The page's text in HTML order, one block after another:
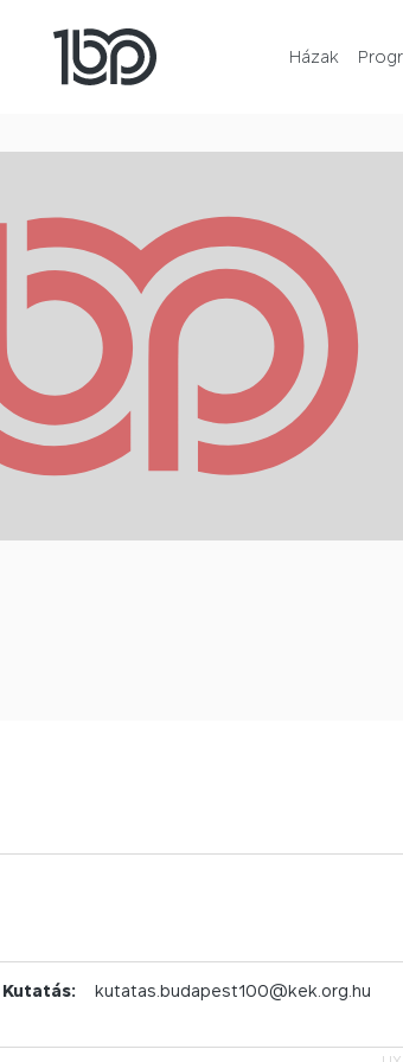
Házak
Kutatás: kutatas.budapest100@kek.org.hu